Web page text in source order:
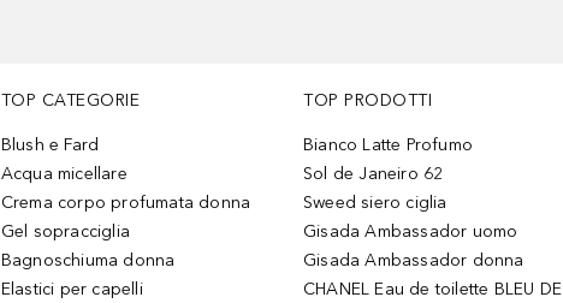
TOP CATEGORIE
Blush e Fard
Acqua micellare
Crema corpo profumata donna
Gel sopracciglia
Bagnoschiuma donna
Elastici per capelli
TOP PRODOTTI
Bianco Latte Profumo
Sol de Janeiro 62
Sweed siero ciglia
Gisada Ambassador uomo
Gisada Ambassador donna
CHANEL Eau de toilette BLEU DE